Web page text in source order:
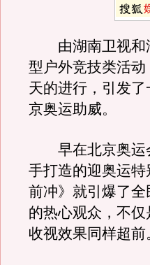
由湖南卫视和
型户外竞技类活
天的进行，引发
京奥运助威。
早在北京奥运
手打造的迎奥运
前冲》就引爆了
的热心观众，不
收视效果同样超前